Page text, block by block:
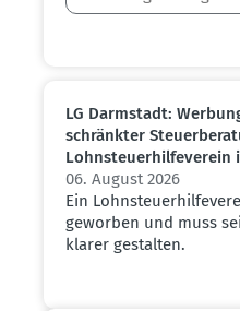
LG Darmstadt:
schränkter
Lohnsteu­er­hil­fe­verein
06. August 2026
Ein
geworben und muss
klarer gestalten.